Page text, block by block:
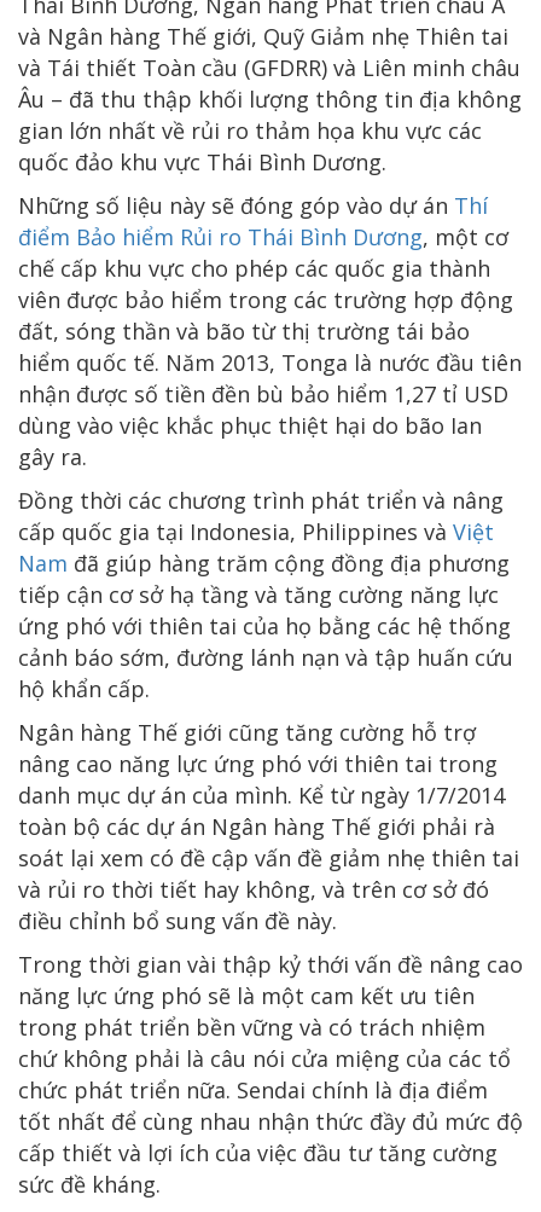
và Ngân hàng Thế giới, Quỹ Giảm nhẹ Thiên tai
và Tái thiết Toàn cầu (GFDRR) và Liên minh châu
Âu – đã thu thập khối lượng thông tin địa không
gian lớn nhất về rủi ro thảm họa khu vực các
quốc đảo khu vực Thái Bình Dương.
Những số liệu này sẽ đóng góp vào dự án Thí
điểm Bảo hiểm Rủi ro Thái Bình Dương, một cơ
chế cấp khu vực cho phép các quốc gia thành
viên được bảo hiểm trong các trường hợp động
đất, sóng thần và bão từ thị trường tái bảo
hiểm quốc tế. Năm 2013, Tonga là nước đầu tiên
nhận được số tiền đền bù bảo hiểm 1,27 tỉ USD
dùng vào việc khắc phục thiệt hại do bão Ian
gây ra.
Đồng thời các chương trình phát triển và nâng
cấp quốc gia tại Indonesia, Philippines và Việt
Nam đã giúp hàng trăm cộng đồng địa phương
tiếp cận cơ sở hạ tầng và tăng cường năng lực
ứng phó với thiên tai của họ bằng các hệ thống
cảnh báo sớm, đường lánh nạn và tập huấn cứu
hộ khẩn cấp.
Ngân hàng Thế giới cũng tăng cường hỗ trợ
nâng cao năng lực ứng phó với thiên tai trong
danh mục dự án của mình. Kể từ ngày 1/7/2014
toàn bộ các dự án Ngân hàng Thế giới phải rà
soát lại xem có đề cập vấn đề giảm nhẹ thiên tai
và rủi ro thời tiết hay không, và trên cơ sở đó
điều chỉnh bổ sung vấn đề này.
Trong thời gian vài thập kỷ thới vấn đề nâng cao
năng lực ứng phó sẽ là một cam kết ưu tiên
trong phát triển bền vững và có trách nhiệm
chứ không phải là câu nói cửa miệng của các tổ
chức phát triển nữa. Sendai chính là địa điểm
tốt nhất để cùng nhau nhận thức đầy đủ mức độ
cấp thiết và lợi ích của việc đầu tư tăng cường
sức đề kháng.